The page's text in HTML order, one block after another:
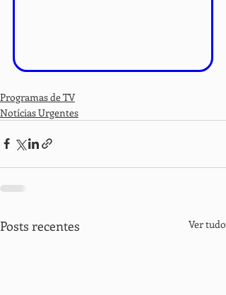
Programas de TV
Notícias Urgentes
Posts recentes Ver tudo